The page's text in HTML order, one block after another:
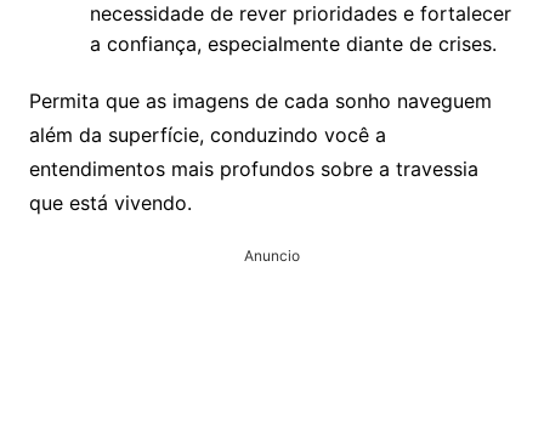
necessidade de rever prioridades e fortalecer
a confiança, especialmente diante de crises.
Permita que as imagens de cada sonho naveguem
além da superfície, conduzindo você a
entendimentos mais profundos sobre a travessia
que está vivendo.
Anuncio